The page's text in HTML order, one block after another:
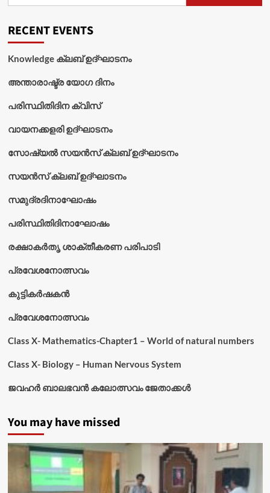
RECENT EVENTS
Knowledge ക്ലബ് ഉദ്‌ഘാടനം
അന്താരാഷ്ട്ര യോഗ ദിനം
പരിസ്ഥിതിദിന ക്വിസ്
വായനക്കളരി ഉദ്‌ഘാടനം
സോഷ്യൽ സയൻസ് ക്ലബ് ഉദ്‌ഘാടനം
സയൻസ് ക്ലബ് ഉദ്‌ഘാടനം
സമുദ്രദിനാഘോഷം
പരിസ്ഥിതിദിനാഘോഷം
രക്ഷാകർതൃ ശാക്തീകരണ പരിപാടി
പ്രവേശനോത്സവം
കുട്ടികര്‍ഷകന്‍
പ്രവേശനോത്സവം
Class X- Mathematics-Chapter1 – World of natural numbers
Class X- Biology – Human Nervous System
ജവഹർ ബാലഭവൻ കലോത്സവം ജേതാക്കൾ
You may have missed